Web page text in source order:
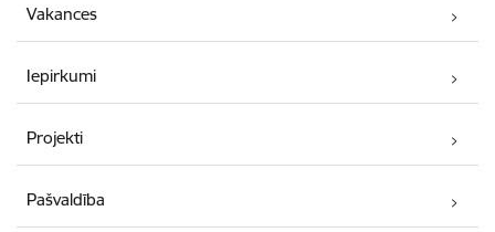
Vakances
Iepirkumi
Projekti
Pašvaldība